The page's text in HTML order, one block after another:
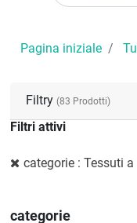
Pagina iniziale
Filtry (83 Prodotti)
Filtri attivi
categorie : Tessuti
categorie